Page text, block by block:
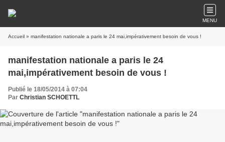
MENU
Accueil » manifestation nationale a paris le 24 mai,impérativement besoin de vous !
manifestation nationale a paris le 24
mai,impérativement besoin de vous !
Publié le 18/05/2014 à 07:04
Par Christian SCHOETTL